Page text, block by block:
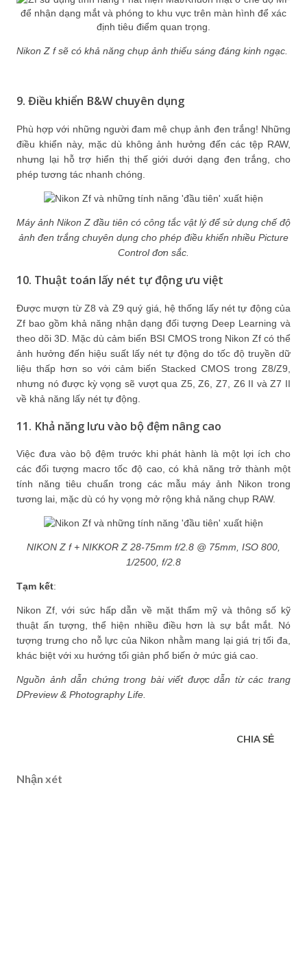
Nikon Z f sẽ có khả năng chụp ảnh thiếu sáng đáng kinh ngạc.
9. Điều khiển B&W chuyên dụng
Phù hợp với những người đam mê chụp ảnh đen trắng! Những
điều khiển này, mặc dù không ảnh hưởng đến các tệp RAW,
nhưng lại hỗ trợ hiển thị thế giới dưới dạng đen trắng, cho
phép tương tác nhanh chóng.
Máy ảnh Nikon Z đầu tiên có công tắc vật lý để sử dụng chế độ
ảnh đen trắng chuyên dụng cho phép điều khiển nhiều Picture
Control đơn sắc.
10. Thuật toán lấy nét tự động ưu việt
Được mượn từ Z8 và Z9 quý giá, hệ thống lấy nét tự động của
Zf bao gồm khả năng nhận dạng đối tượng Deep Learning và
theo dõi 3D. Mặc dù cảm biến BSI CMOS trong Nikon Zf có thể
ảnh hưởng đến hiệu suất lấy nét tự động do tốc độ truyền dữ
liệu thấp hơn so với cảm biến Stacked CMOS trong Z8/Z9,
nhưng nó được kỳ vọng sẽ vượt qua Z5, Z6, Z7, Z6 II và Z7 II
về khả năng lấy nét tự động.
11. Khả năng lưu vào bộ đệm nâng cao
Việc đưa vào bộ đệm trước khi phát hành là một lợi ích cho
các đối tượng macro tốc độ cao, có khả năng trở thành một
tính năng tiêu chuẩn trong các mẫu máy ảnh Nikon trong
tương lai, mặc dù có hy vọng mở rộng khả năng chụp RAW.
NIKON Z f + NIKKOR Z 28-75mm f/2.8 @ 75mm, ISO 800,
1/2500, f/2.8
Tạm kết:
Nikon Zf, với sức hấp dẫn về mặt thẩm mỹ và thông số kỹ
thuật ấn tượng, thể hiện nhiều điều hơn là sự bắt mắt. Nó
tượng trưng cho nỗ lực của Nikon nhằm mang lại giá trị tối đa,
khác biệt với xu hướng tối giản phổ biến ở mức giá cao.
Nguồn ảnh dẫn chứng trong bài viết được dẫn từ các trang
DPreview & Photography Life.
CHIA SẺ
Nhận xét